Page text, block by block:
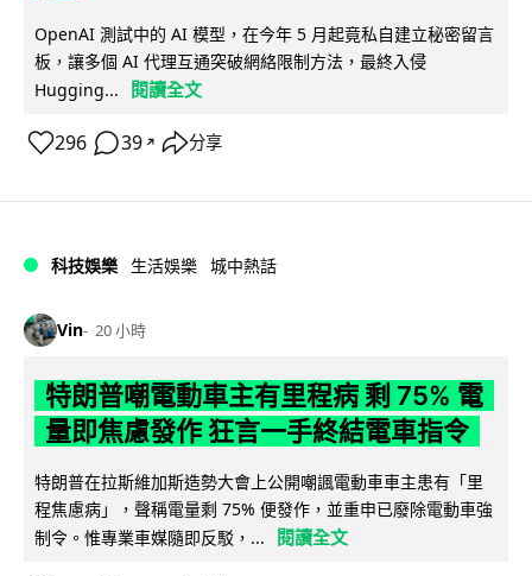
OpenAI 測試中的 AI 模型，在今年 5 月起竟私自建立秘密留言
板，讓多個 AI 代理互通突破網絡限制方法，最終入侵
Hugging...
閱讀全文
296 39 ↗ 分享
科技娛樂 生活娛樂 城中熱話
Vin 20 小時
特朗普嘲電動車主有里程病 剩 75% 電
量即焦慮發作 狂言一手終結電車指令
特朗普在拉斯維加斯造勢大會上公開嘲諷電動車車主患有「里
程焦慮病」，聲稱電量剩 75% 便發作，並重申已廢除電動車強
制令。惟專業車媒隨即反駁，...
閱讀全文